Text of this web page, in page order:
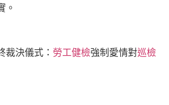
。
裁決儀式： 勞工健檢強制愛情對巡檢